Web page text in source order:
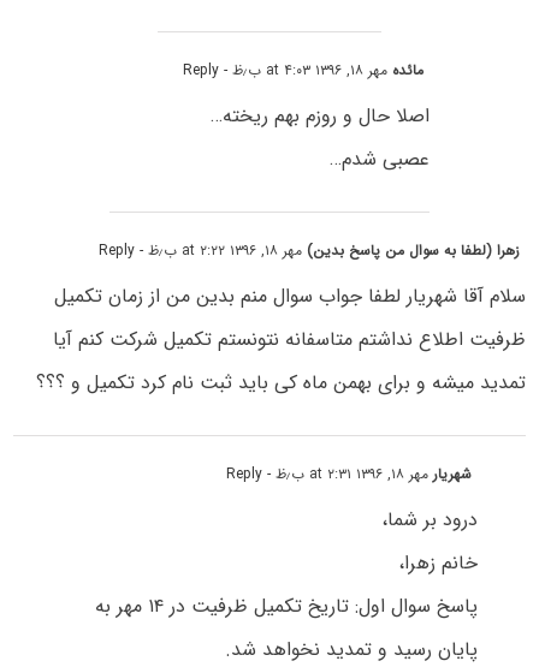
مائده مهر ۱۸, ۱۳۹۶ at ۴:۰۳ ب٫ظ - Reply
اصلا حال و روزم بهم ریخته…
عصبی شدم…
زهرا (لطفا به سوال من پاسخ بدین) مهر ۱۸, ۱۳۹۶ at ۲:۲۲ ب٫ظ - Reply
سلام آقا شهریار لطفا جواب سوال منم بدین من از زمان تکمیل
ظرفیت اطلاع نداشتم متاسفانه نتونستم تکمیل شرکت کنم آیا
تمدید میشه و برای بهمن ماه کی باید ثبت نام کرد تکمیل و ؟؟؟
شهریارمهر ۱۸, ۱۳۹۶ at ۲:۳۱ ب٫ظ - Reply
درود بر شما،
خانم زهرا،
پاسخ سوال اول: تاریخ تکمیل ظرفیت در ۱۴ مهر به
پایان رسید و تمدید نخواهد شد.